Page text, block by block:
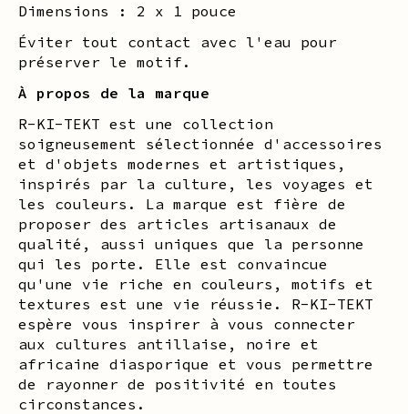
Dimensions : 2 x 1 pouce
Éviter tout contact avec l'eau pour
préserver le motif.
À propos de la marque
R-KI-TEKT est une collection
soigneusement sélectionnée d'accessoires
et d'objets modernes et artistiques,
inspirés par la culture, les voyages et
les couleurs. La marque est fière de
proposer des articles artisanaux de
qualité, aussi uniques que la personne
qui les porte. Elle est convaincue
qu'une vie riche en couleurs, motifs et
textures est une vie réussie. R-KI-TEKT
espère vous inspirer à vous connecter
aux cultures antillaise, noire et
africaine diasporique et vous permettre
de rayonner de positivité en toutes
circonstances.